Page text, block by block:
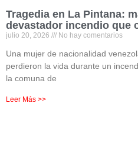
Tragedia en La Pintana:
devastador incendio que
julio 20, 2026 No hay comentarios
Una mujer de nacionalidad
perdieron la vida durante un
la comuna de
Leer Más >>